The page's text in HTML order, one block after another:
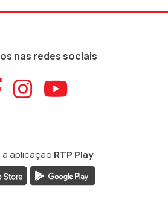
nas redes sociais
Aceder ao
Aceder ao
Aceder
a aplicação RTP Play